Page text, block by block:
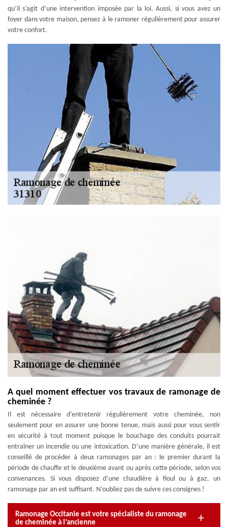
qu’il s’agit d’une intervention imposée par la loi. Aussi, si vous avez un
foyer dans votre maison, pensez à le ramoner régulièrement pour assurer
votre confort.
A quel moment effectuer vos travaux de ramonage de
cheminée ?
Il est nécessaire d’entretenir régulièrement votre cheminée, non
seulement pour en assurer une bonne tenue, mais aussi pour vous sentir
en sécurité à tout moment puisque le bouchage des conduits pourrait
entraîner un incendie ou une intoxication. D’une manière générale, il est
conseillé de procéder à deux ramonages par an : le premier durant la
période de chauffe et le deuxième avant ou après cette période, selon vos
convenances. Si vous disposez d’une chaudière à fioul ou à gaz, un
ramonage par an est suffisant. N’oubliez pas de suivre ces consignes !
Ramonage Occitanie est votre spécialiste du ramonage
de cheminée à l’ancienne